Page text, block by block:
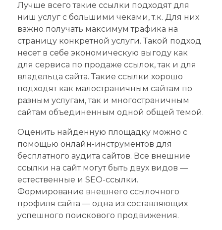
Лучше всего такие ссылки подходят для
ниш услуг с большими чеками, т.к. Для них
важно получать максимум трафика на
страницу конкретной услуги. Такой подход
несет в себе экономическую выгоду как
для сервиса по продаже ссылок, так и для
владельца сайта. Такие ссылки хорошо
подходят как малостраничным сайтам по
разным услугам, так и многостраничным
сайтам объединенным одной общей темой.
Оценить найденную площадку можно с
помощью онлайн-инструментов для
бесплатного аудита сайтов. Все внешние
ссылки на сайт могут быть двух видов —
естественные и SEO-ссылки.
Формирование внешнего ссылочного
профиля сайта — одна из составляющих
успешного поискового продвижения.